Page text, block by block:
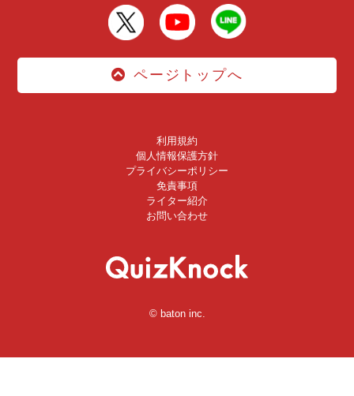
ページトップへ
利用規約
個人情報保護方針
プライバシーポリシー
免責事項
ライター紹介
お問い合わせ
© baton inc.